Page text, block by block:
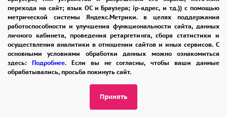
перехода на сайт; язык ОС и Браузера; ip-адрес, и тд.)) с помощью
метрической системы Яндекс.Метрики. в целях поддержания
работоспособности и улучшения функциональности сайта, данных
личного кабинета, проведения ретаргетинга, сбора статистики и
осуществления аналитики в отношении сайтов и иных сервисов. С
основными условиями обработки данных можно ознакомиться
здесь: Подробнее. Если вы не согласны, чтобы ваши данные
обрабатывались, просьба покинуть сайт.
Принять
Звонок, Telegram, WhatsApp — выбирайте
удобный формат диалога
ОПЛАТА
КУПОН